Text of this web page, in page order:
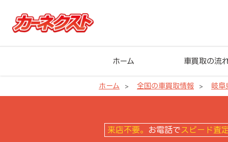
ホーム 車買取の流
ホーム 全国の車買取情報 岐阜
来店不要。 お電話で スピード査